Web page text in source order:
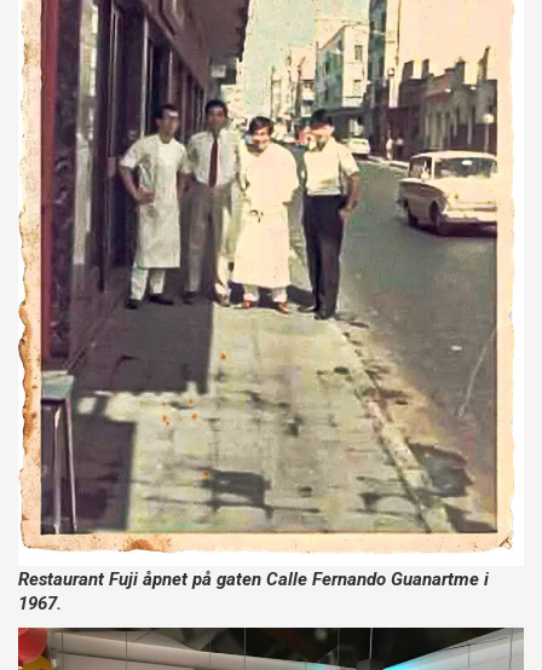
Restaurant Fuji åpnet på gaten Calle Fernando Guanartme i
1967.